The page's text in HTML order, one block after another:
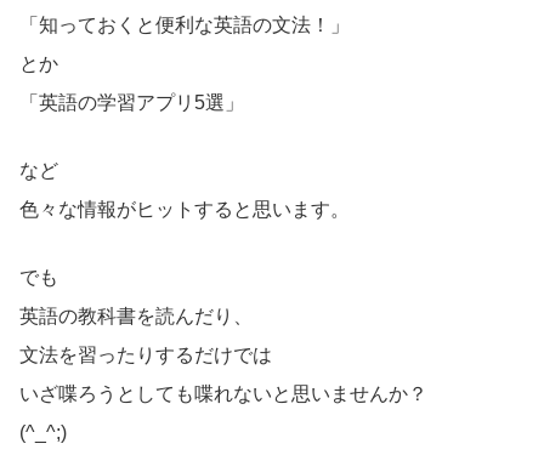
「知っておくと便利な英語の文法！」
とか
「英語の学習アプリ5選」
など
色々な情報がヒットすると思います。
でも
英語の教科書を読んだり、
文法を習ったりするだけでは
いざ喋ろうとしても喋れないと思いませんか？
(^_^;)